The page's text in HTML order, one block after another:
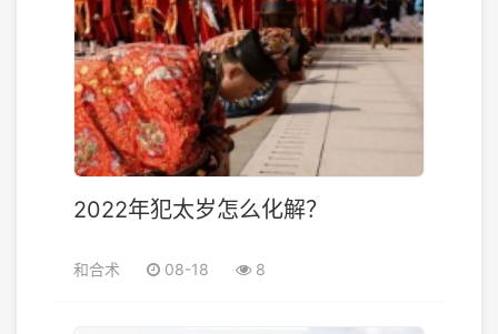
2022年犯太岁怎么化解？
和合术 08-18 8